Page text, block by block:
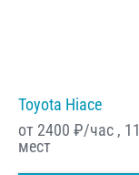
Toyota Hiace
от 2400 ₽/час , 11
мест